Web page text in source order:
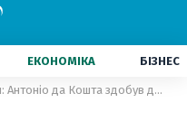
ЕКОНОМІКА БІЗНЕС
Перегони: Антоніо да Кошта здобув другу поспіль перемогу